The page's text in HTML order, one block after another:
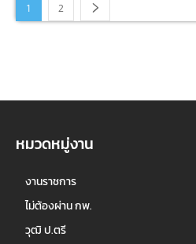
1 2
หมวดหมู่งาน
งานราชการ
ไม่ต้องผ่าน กพ.
วุฒิ ป.ตรี